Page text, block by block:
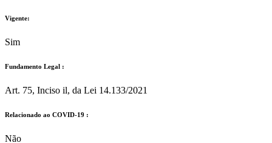
Vigente:
Sim
Fundamento Legal :​
Art. 75, Inciso il, da Lei 14.133/2021
Relacionado ao COVID-19 :​
Não